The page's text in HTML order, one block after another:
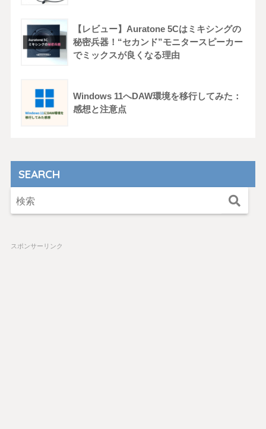
【レビュー】Auratone 5Cはミキシングの
秘密兵器！“セカンド”モニタースピーカー
でミックスが良くなる理由
Windows 11へDAW環境を移行してみた：
感想と注意点
SEARCH
スポンサーリンク